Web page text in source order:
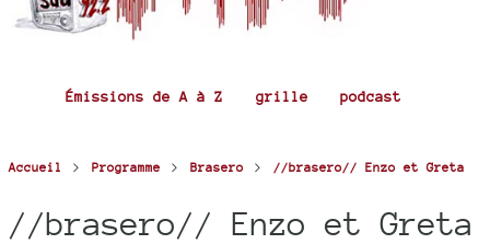
Émissions de A à Z grille podcast
Accueil > Programme > Brasero > //brasero// Enzo et Greta
//brasero// Enzo et Greta